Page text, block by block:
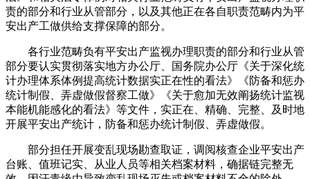
责的部分和行业从管部分，以及其他正在各自职责范畴内为平
安出产工做供给支撑保障的部分。
各行业范畴负有平安出产监视办理职责的部分和行业从管
部分要认实贯彻落实地方办公厅、国务院办公厅《关于深化统
计办理体系体例提高统计数据实正在性的看法》《防备和惩办
统计制假、弄虚做假督察工做》《关于愈加无效阐扬统计监视
本能机能感化的看法》等文件，实正在、精确、完整、及时地
开展平安出产统计，防备和惩办统计制假、弄虚做假。
部分担任开展变乱现场勘查取证，调阅核查企业平安出产
台账、值班记实、从业人员等相关档案材料，确据链完整无